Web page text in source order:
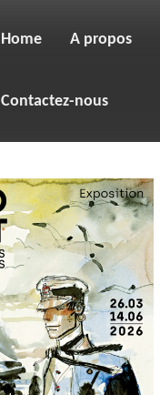
Home A propos
Contactez-nous